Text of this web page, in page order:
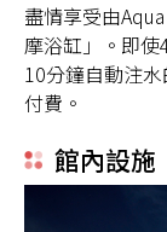
盡情享受由
摩浴缸」。即
10分鐘自動注
付費。
館內設施